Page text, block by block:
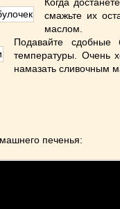
смажьте их
маслом.
Подавайте сдобные
температуры. Очень
намазать сливочным
печенья: